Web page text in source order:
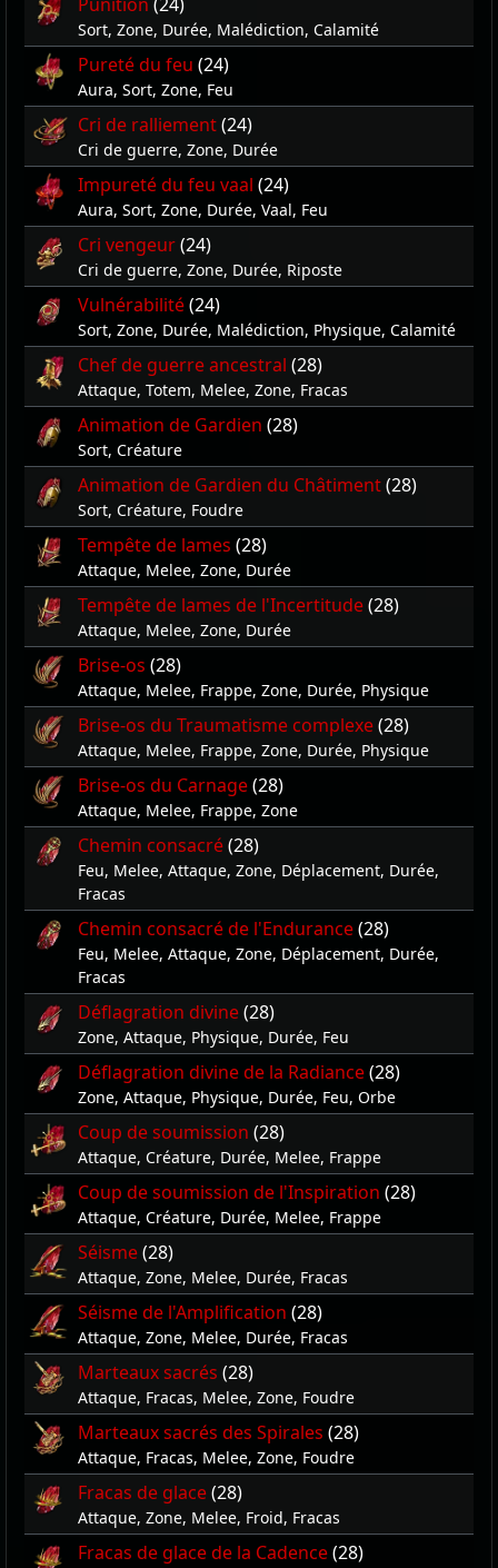
Sort, Zone, Durée, Malédiction, Calamité
Pureté du feu (24)
Aura, Sort, Zone, Feu
Cri de ralliement(24)
Cri de guerre, Zone, Durée
Impureté du feu vaal (24)
Aura, Sort, Zone, Durée, Vaal, Feu
Cri vengeur(24)
Cri de guerre, Zone, Durée, Riposte
Vulnérabilité(24)
Sort, Zone, Durée, Malédiction, Physique, Calamité
Chef de guerre ancestral (28)
Attaque, Totem, Melee, Zone, Fracas
Animation de Gardien (28)
Sort, Créature
Animation de Gardien du Châtiment(28)
Sort, Créature, Foudre
Tempête de lames (28)
Attaque, Melee, Zone, Durée
Tempête de lames de l'Incertitude(28)
Attaque, Melee, Zone, Durée
Brise-os (28)
Attaque, Melee, Frappe, Zone, Durée, Physique
Brise-os du Traumatisme complexe(28)
Attaque, Melee, Frappe, Zone, Durée, Physique
Brise-os du Carnage(28)
Attaque, Melee, Frappe, Zone
Chemin consacré(28)
Feu, Melee, Attaque, Zone, Déplacement, Durée,
Fracas
Chemin consacré de l'Endurance(28)
Feu, Melee, Attaque, Zone, Déplacement, Durée,
Fracas
Déflagration divine(28)
Zone, Attaque, Physique, Durée, Feu
Déflagration divine de la Radiance(28)
Zone, Attaque, Physique, Durée, Feu, Orbe
Coup de soumission (28)
Attaque, Créature, Durée, Melee, Frappe
Coup de soumission de l'Inspiration (28)
Attaque, Créature, Durée, Melee, Frappe
Séisme(28)
Attaque, Zone, Melee, Durée, Fracas
Séisme de l'Amplification (28)
Attaque, Zone, Melee, Durée, Fracas
Marteaux sacrés (28)
Attaque, Fracas, Melee, Zone, Foudre
Marteaux sacrés des Spirales (28)
Attaque, Fracas, Melee, Zone, Foudre
Fracas de glace(28)
Attaque, Zone, Melee, Froid, Fracas
Fracas de glace de la Cadence(28)